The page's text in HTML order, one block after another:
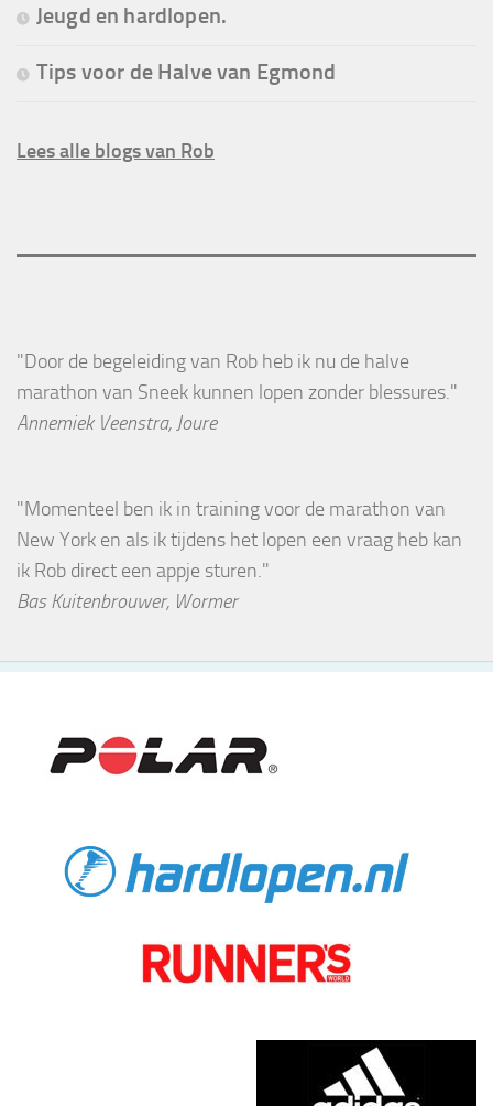
Jeugd en hardlopen.
Tips voor de Halve van Egmond
Lees alle blogs van Rob
"Door de begeleiding van Rob heb ik nu de halve
marathon van Sneek kunnen lopen zonder blessures."
Annemiek Veenstra, Joure
"Momenteel ben ik in training voor de marathon van
New York en als ik tijdens het lopen een vraag heb kan
ik Rob direct een appje sturen."
Bas Kuitenbrouwer, Wormer